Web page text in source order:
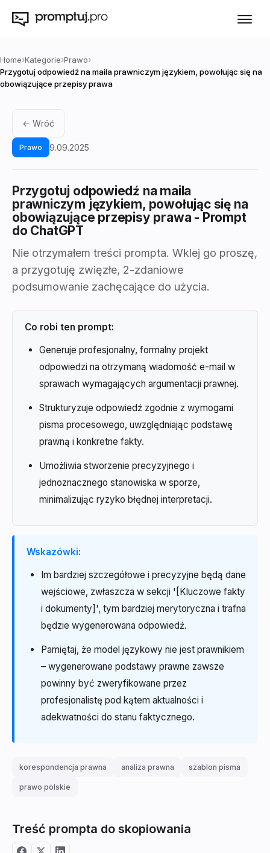
Home›Kategorie›Prawo›
Przygotuj odpowiedź na maila prawniczym językiem, powołując się na
obowiązujące przepisy prawa
← Wróć
Prawo 9.09.2025
Przygotuj odpowiedź na maila
prawniczym językiem, powołując się na
obowiązujące przepisy prawa - Prompt
do ChatGPT
Nie otrzymałem treści prompta. Wklej go proszę,
a przygotuję zwięzłe, 2-zdaniowe
podsumowanie zachęcające do użycia.
Co robi ten prompt:
Generuje profesjonalny, formalny projekt
odpowiedzi na otrzymaną wiadomość e-mail w
sprawach wymagających argumentacji prawnej.
Strukturyzuje odpowiedź zgodnie z wymogami
pisma procesowego, uwzględniając podstawę
prawną i konkretne fakty.
Umożliwia stworzenie precyzyjnego i
jednoznacznego stanowiska w sporze,
minimalizując ryzyko błędnej interpretacji.
Wskazówki:
Im bardziej szczegółowe i precyzyjne będą dane
wejściowe, zwłaszcza w sekcji '[Kluczowe fakty
i dokumenty]', tym bardziej merytoryczna i trafna
będzie wygenerowana odpowiedź.
Pamiętaj, że model językowy nie jest prawnikiem
– wygenerowane podstawy prawne zawsze
powinny być zweryfikowane przez
profesjonalistę pod kątem aktualności i
adekwatności do stanu faktycznego.
korespondencja prawna analiza prawna szablon pisma
prawo polskie
Treść prompta do skopiowania